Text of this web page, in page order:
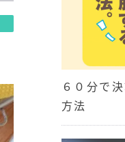
６０分で
方法